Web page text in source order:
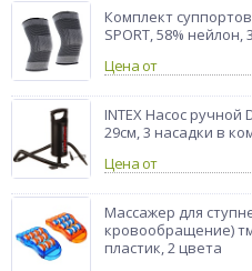
Комплект
SPORT, 58% нейлон,
Цена от
INTEX Насос ручной
29см, 3 насадки в
Цена от
Массажер для
кровообращение) тм
пластик, 2 цвета